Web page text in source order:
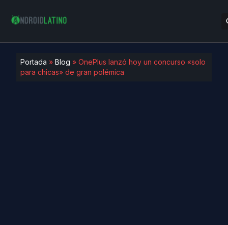
Portada » Blog » OnePlus lanzó hoy un concurso «solo
para chicas» de gran polémica